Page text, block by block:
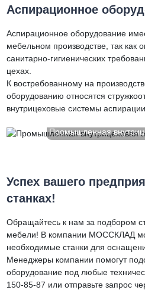
Аспирационное
Аспирационное оборудование
мебельном производстве, так как
санитарно-гигиенических
цехах.
К востребованному на
оборудованию относятся
внутрицеховые системы аспирации.
Промышленная
Успех вашего
станках!
Обращайтесь к нам за подбором
мебели! В компании МОССКЛАД
необходимые станки для
Менеджеры компании помогут
оборудование под любые
150-85-87 или отправьте запрос